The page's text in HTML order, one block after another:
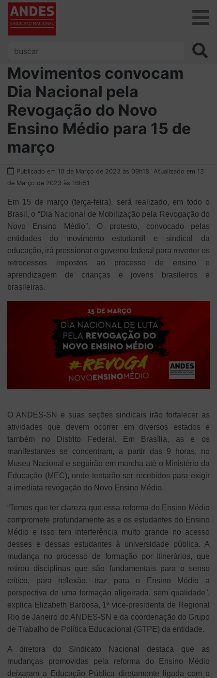
Movimentos convocam
Dia Nacional pela
Revogação do Novo
Ensino Médio para 15 de
março
Publicado em 10 de Março de 2023 às 09h18.
Atualizado em 13
de Março de 2023 às 16h51
Em 15 de março (terça-feira), será realizado, em todo o
Brasil, o “Dia Nacional de Mobilização pela Revogação do
Novo Ensino Médio". O protesto, convocado pelas
entidades do movimento estudantil e sindical da
educação, irá pressionar o governo federal para reverter os
retrocessos impostos ao processo de ensino e
aprendizagem de crianças e jovens brasileiros e
brasileiras.
O ANDES-SN e suas seções sindicais irão fortalecer as
atividades que devem ocorrer em diversos estados e
também no Distrito Federal. Em Brasília, as e os
manifestantes se concentram, a partir das 9 horas, no
Museu Nacional e seguirão em marcha até o Ministério da
Educação (MEC), onde tentarão ser recebidos para exigir
a imediata revogação do Novo Ensino Médio.
“Temos que ter clareza que essa reforma do Ensino Médio
compromete profundamente as e os estudantes do Ensino
Médio e isso tem interferência muito grande no acesso
desses e dessas estudantes à universidade pública. A
mudança no processo de formação por itinerários, que
retirou disciplinas que são fundamentais para o senso
crítico, para reflexão, traz para o Ensino Médio a
perspectiva de uma formação aligeirada, sem qualidade”,
explica Elizabeth Barbosa, 1ª vice-presidenta de Regional
Rio de Janeiro do ANDES-SN e da coordenação do Grupo
de Trabalho de Política Educacional (GTPE) da entidade.
A diretora do Sindicato Nacional destaca que as
mudanças promovidas pela reforma do Ensino Médio
deixaram a Educação Pública diretamente ligada com o